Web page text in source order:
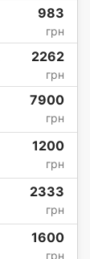
983
грн
2262
грн
7900
грн
1200
грн
2333
грн
1600
грн